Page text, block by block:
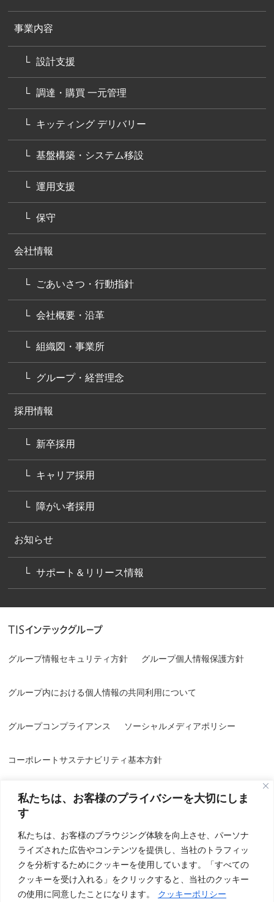
私たちは、お客様のプライバシーを大切にしま
す
私たちは、お客様のブラウジング体験を向上させ、パーソナ
ライズされた広告やコンテンツを提供し、当社のトラフィッ
クを分析するためにクッキーを使用しています。「すべての
クッキーを受け入れる」をクリックすると、当社のクッキー
の使用に同意したことになります。
クッキーポリシー
事業内容
設計支援
調達・購買 一元管理
キッティング デリバリー
基盤構築・システム移設
運用支援
保守
会社情報
ごあいさつ・行動指針
会社概要・沿革
組織図・事業所
グループ・経営理念
採用情報
新卒採用
キャリア採用
障がい者採用
お知らせ
サポート＆リリース情報
グループ情報セキュリティ方針 グループ個人情報保護方針
グループ内における個人情報の共同利用について
グループコンプライアンス ソーシャルメディアポリシー
コーポレートサステナビリティ基本方針
情報セキュリティ方針／品質方針 個人情報保護方針
個人情報の取り扱いについて 特定個人情報基本方針